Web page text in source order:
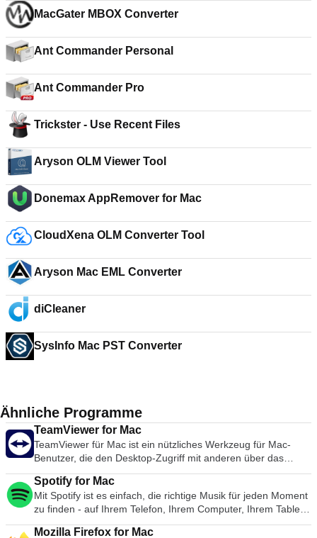
MacGater MBOX Converter
Ant Commander Personal
Ant Commander Pro
Trickster - Use Recent Files
Aryson OLM Viewer Tool
Donemax AppRemover for Mac
CloudXena OLM Converter Tool
Aryson Mac EML Converter
diCleaner
SysInfo Mac PST Converter
Ähnliche Programme
TeamViewer for Mac
TeamViewer für Mac ist ein nützliches Werkzeug für Mac-
Benutzer, die den Desktop-Zugriff mit anderen über das
Internet teilen möchten. Früher ein Werkzeug, das
hauptsächlich von Technikern zur Behebung von Problemen
auf Host-Computern verwendet wurde, wird TeamViewer
heute von Millionen von Anwendern genutzt, um Bildschirme
gemeinsam zu nutzen, auf entfernte Computer zuzugreifen,
Spotify for Mac
Mit Spotify ist es einfach, die richtige Musik für jeden Moment
zu finden - auf Ihrem Telefon, Ihrem Computer, Ihrem Tablet
und mehr. Es gibt Millionen von Spuren auf Spotify. Ob Sie
Mozilla Firefox for Mac